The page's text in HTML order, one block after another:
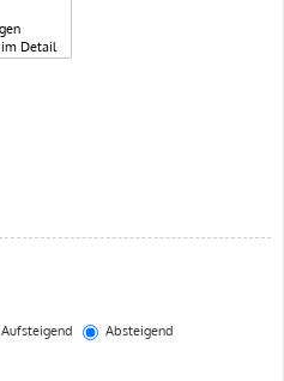
Aufsteigend
Absteigend